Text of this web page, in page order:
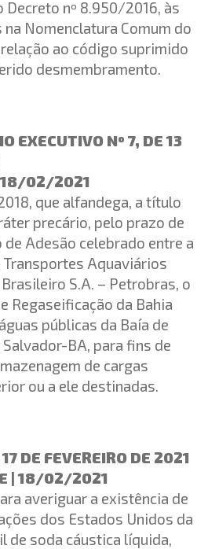
nº 8.950/2016, às
Nomenclatura Comum do
ao código suprimido
desmembramento.
EXECUTIVO Nº 7, DE 13
18/02/2021
que alfandega, a título
precário, pelo prazo de
Adesão celebrado entre a
Aquaviários
S.A. – Petrobras, o
Regaseificação da Bahia
públicas da Baía de
BA, para fins de
de cargas
ou a ele destinadas.
DE FEVEREIRO DE 2021
| 18/02/2021
averiguar a existência de
dos Estados Unidos da
de soda cáustica líquida,